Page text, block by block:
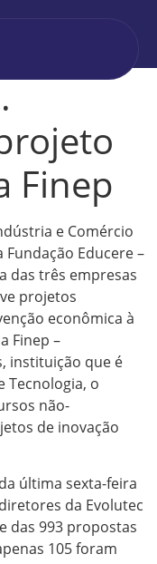
Finep
e Comércio
Educere –
das três empresas
projetos
econômica à
Finep –
instituição que é
Tecnologia, o
não-
de inovação
última sexta-feira
da Evolutec
das 993 propostas
105 foram